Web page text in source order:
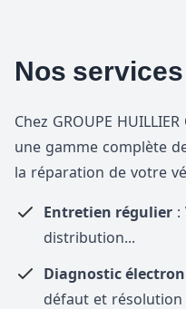
Nos
Chez GROUPE
une gamme complète
la réparation de votre
Entretien régulier :
distribution...
Diagnostic
défaut et résolution